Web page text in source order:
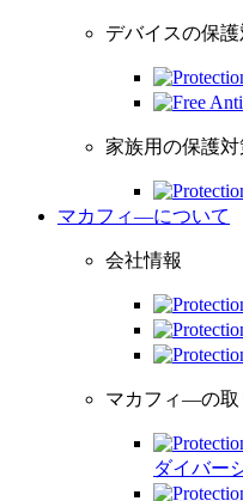
デバイスの保
家族用の保護対
マカフィ―について
会社情報
マカフィ―の取
ダイバー